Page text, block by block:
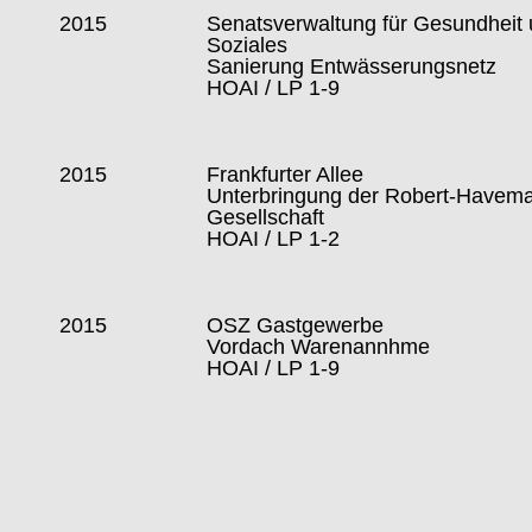
2015
Senatsverwaltung für Gesundheit
Soziales
Sanierung Entwässerungsnetz
HOAI / LP 1-9
2015
Frankfurter Allee
Unterbringung der Robert-
Gesellschaft
HOAI / LP 1-2
2015
OSZ Gastgewerbe
Vordach Warenannhme
HOAI / LP 1-9